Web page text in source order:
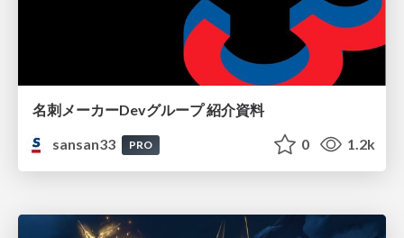
名刺メーカーDevグループ 紹介資料
sansan33
PRO 0 1.2k